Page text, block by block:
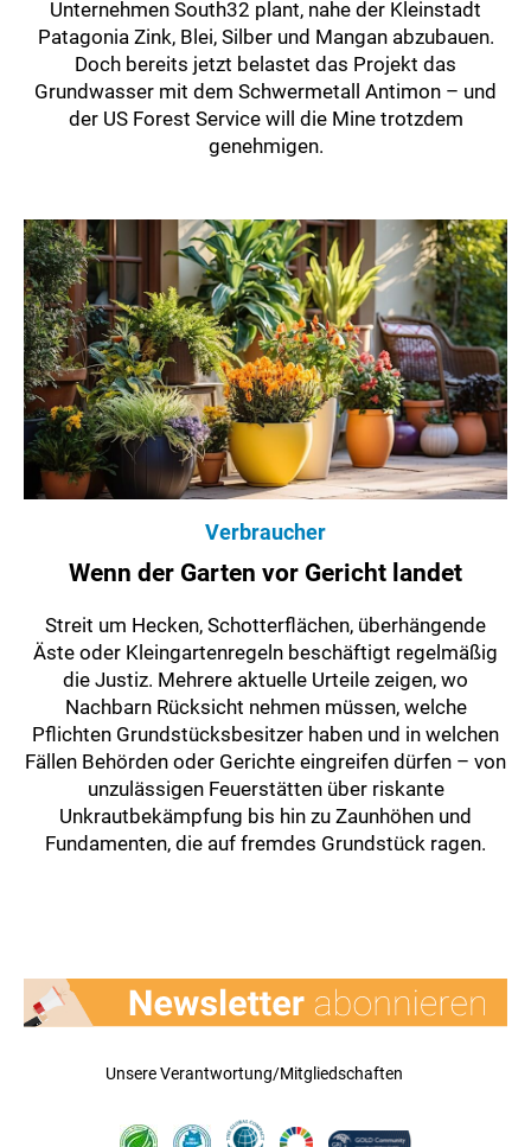
Unternehmen South32 plant, nahe der Kleinstadt
Patagonia Zink, Blei, Silber und Mangan abzubauen.
Doch bereits jetzt belastet das Projekt das
Grundwasser mit dem Schwermetall Antimon – und
der US Forest Service will die Mine trotzdem
genehmigen.
Verbraucher
Wenn der Garten vor Gericht landet
Streit um Hecken, Schotterflächen, überhängende
Äste oder Kleingartenregeln beschäftigt regelmäßig
die Justiz. Mehrere aktuelle Urteile zeigen, wo
Nachbarn Rücksicht nehmen müssen, welche
Pflichten Grundstücksbesitzer haben und in welchen
Fällen Behörden oder Gerichte eingreifen dürfen – von
unzulässigen Feuerstätten über riskante
Unkrautbekämpfung bis hin zu Zaunhöhen und
Fundamenten, die auf fremdes Grundstück ragen.
Unsere Verantwortung/Mitgliedschaften